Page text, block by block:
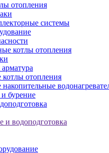
отопления
системы
котлы отопления
котлы отопления
бурение
и водоподготовка